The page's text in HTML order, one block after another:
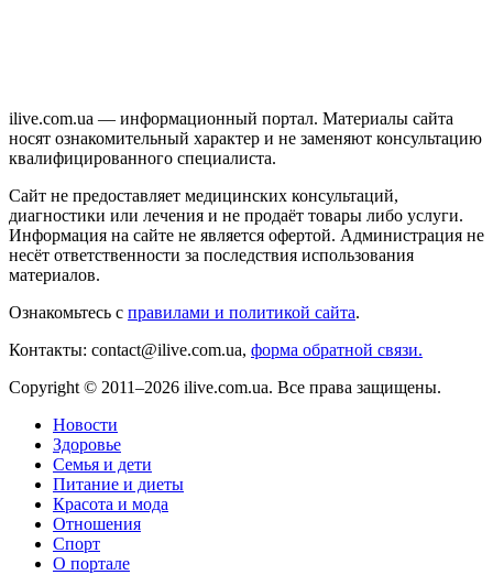
ilive.com.ua — информационный портал. Материалы сайта
носят ознакомительный характер и не заменяют консультацию
квалифицированного специалиста.
Сайт не предоставляет медицинских консультаций,
диагностики или лечения и не продаёт товары либо услуги.
Информация на сайте не является офертой. Администрация не
несёт ответственности за последствия использования
материалов.
Ознакомьтесь с правилами и политикой сайта.
Контакты: contact@ilive.com.ua, форма обратной связи.
Copyright © 2011–2026 ilive.com.ua. Все права защищены.
Новости
Здоровье
Семья и дети
Питание и диеты
Красота и мода
Отношения
Спорт
О портале